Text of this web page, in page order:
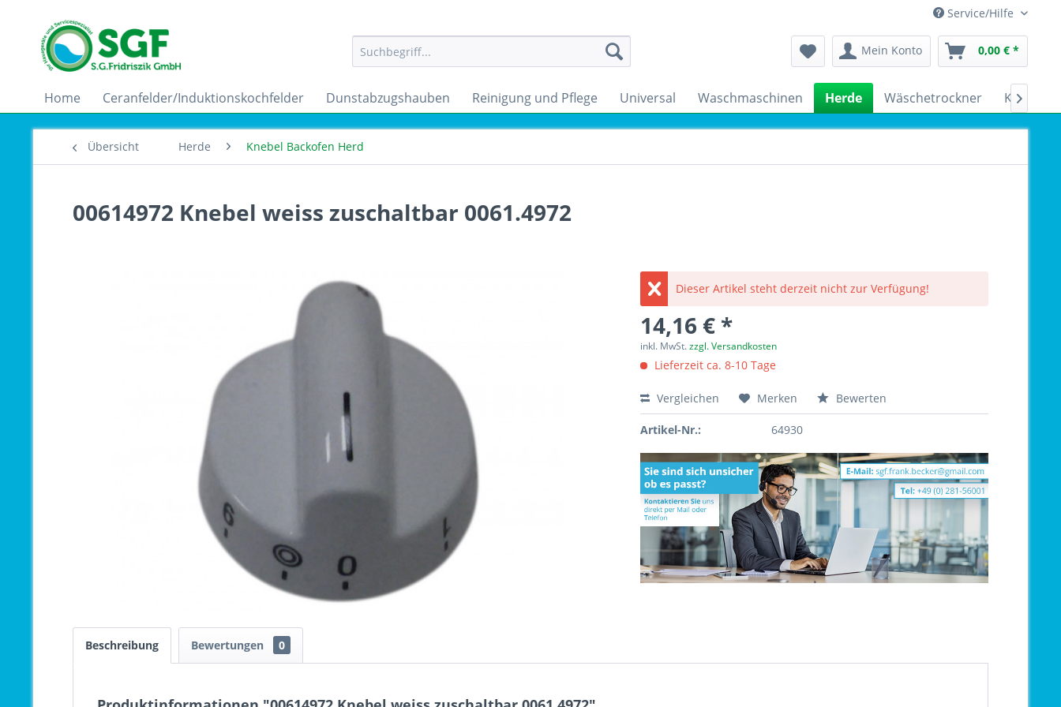
Service/Hilfe
Mein Konto 0,00 € *
Home Ceranfelder/Induktionskochfelder Dunstabzugshauben Reinigung und Pflege Universal Waschmaschinen Herde Wäschetrockner 
Übersicht Herde Knebel Backofen Herd
00614972 Knebel weiss zuschaltbar 0061.4972
Dieser Artikel steht derzeit nicht zur Verfügung!
14,16 € *
inkl. MwSt.zzgl. Versandkosten
Lieferzeit ca. 8-10 Tage
Vergleichen Merken Bewerten
Artikel-Nr.: 64930
Beschreibung Bewertungen 0